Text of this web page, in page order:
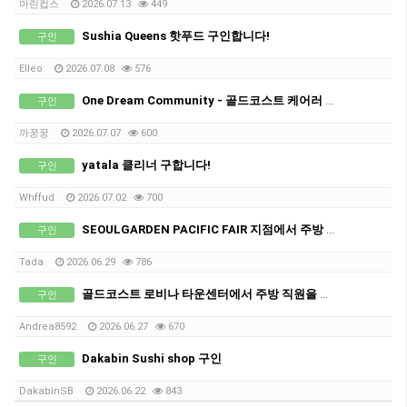
마린컵스 2026.07.13 449
구인 Sushia Queens 핫푸드 구인합니다!
Elleo 2026.07.08 576
구인 One Dream Community - 골드코스트 케어러 구인합니다.
까꿍꿍 2026.07.07 600
구인 yatala 클리너 구합니다!
Whffud 2026.07.02 700
구인 SEOULGARDEN PACIFIC FAIR 지점에서 주방 인원 추가 모집합니다.
Tada 2026.06.29 786
구인 골드코스트 로비나 타운센터에서 주방 직원을 모집합니다! (단기 가능)
Andrea8592 2026.06.27 670
구인 Dakabin Sushi shop 구인
DakabinSB 2026.06.22 843